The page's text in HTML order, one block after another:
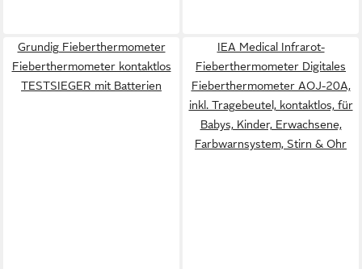
Grundig Fieberthermometer
Fieberthermometer kontaktlos
TESTSIEGER mit Batterien
IEA Medical Infrarot-
Fieberthermometer Digitales
Fieberthermometer AOJ-20A,
inkl. Tragebeutel, kontaktlos, für
Babys, Kinder, Erwachsene,
Farbwarnsystem, Stirn & Ohr